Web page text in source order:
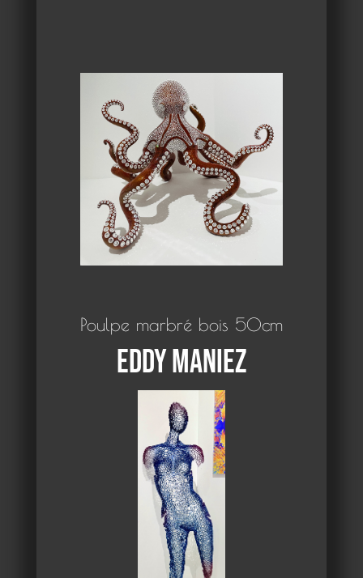
Poulpe marbré bois 50cm
Eddy Maniez